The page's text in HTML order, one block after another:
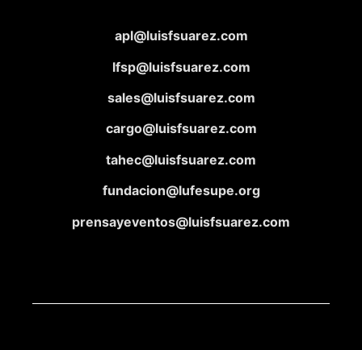
apl@luisfsuarez.com
lfsp@luisfsuarez.com
sales@luisfsuarez.com
cargo@luisfsuarez.com
tahec@luisfsuarez.com
fundacion@lufesupe.org
prensayeventos@luisfsuarez.com